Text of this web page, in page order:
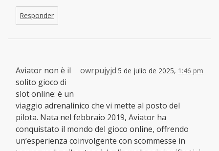
Responder
owrpujyjd 5 de julio de 2025, 1:46 pm
Aviator non è il
solito gioco di
slot online: è un
viaggio adrenalinico che vi mette al posto del
pilota. Nata nel febbraio 2019, Aviator ha
conquistato il mondo del gioco online, offrendo
un’esperienza coinvolgente con scommesse in